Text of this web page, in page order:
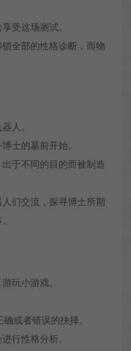
受这场测试。
全部的性格诊断，而物
人。
士的墓前开始。
于不同的目的而被制造
们交流，探寻博士所期
玩小游戏。
或者错误的抉择。
行性格分析。